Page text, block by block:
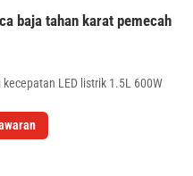
baja tahan karat pemecah
LED listrik 1.5L 600W